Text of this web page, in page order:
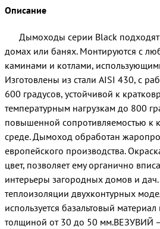
Описание
Дымоходы серии Black подходят
домах или банях. Монтируются с
каминами и котлами,
Изготовлены из стали AISI 430, с
600 градусов, устойчивой к
температурным нагрузкам до 800
повышенной сопротивляемостью к
среде. Дымоход обработан
европейского производства.
цвет, позволяет ему органично
интерьеры загородных домов и дач.
теплоизоляции двухконтурных
используется базальтовый
толщиной от 30 до 50 мм.ВЕЗУВИЙ